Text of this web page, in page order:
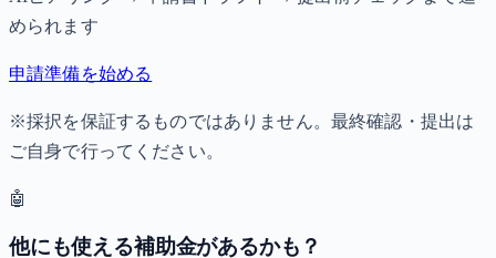
められます
申請準備を始める
※採択を保証するものではありません。最終確認・提出は
ご自身で行ってください。
🤖
他にも使える補助金があるかも？